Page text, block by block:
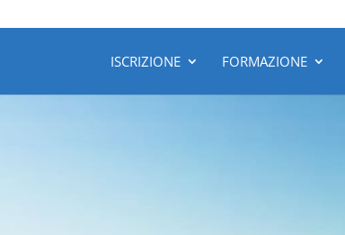
ISCRIZIONE FORMAZIONE